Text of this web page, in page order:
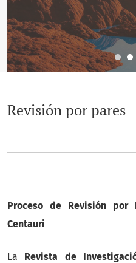
Revisión por pares
Proceso de Revisión
Centauri
La Revista de